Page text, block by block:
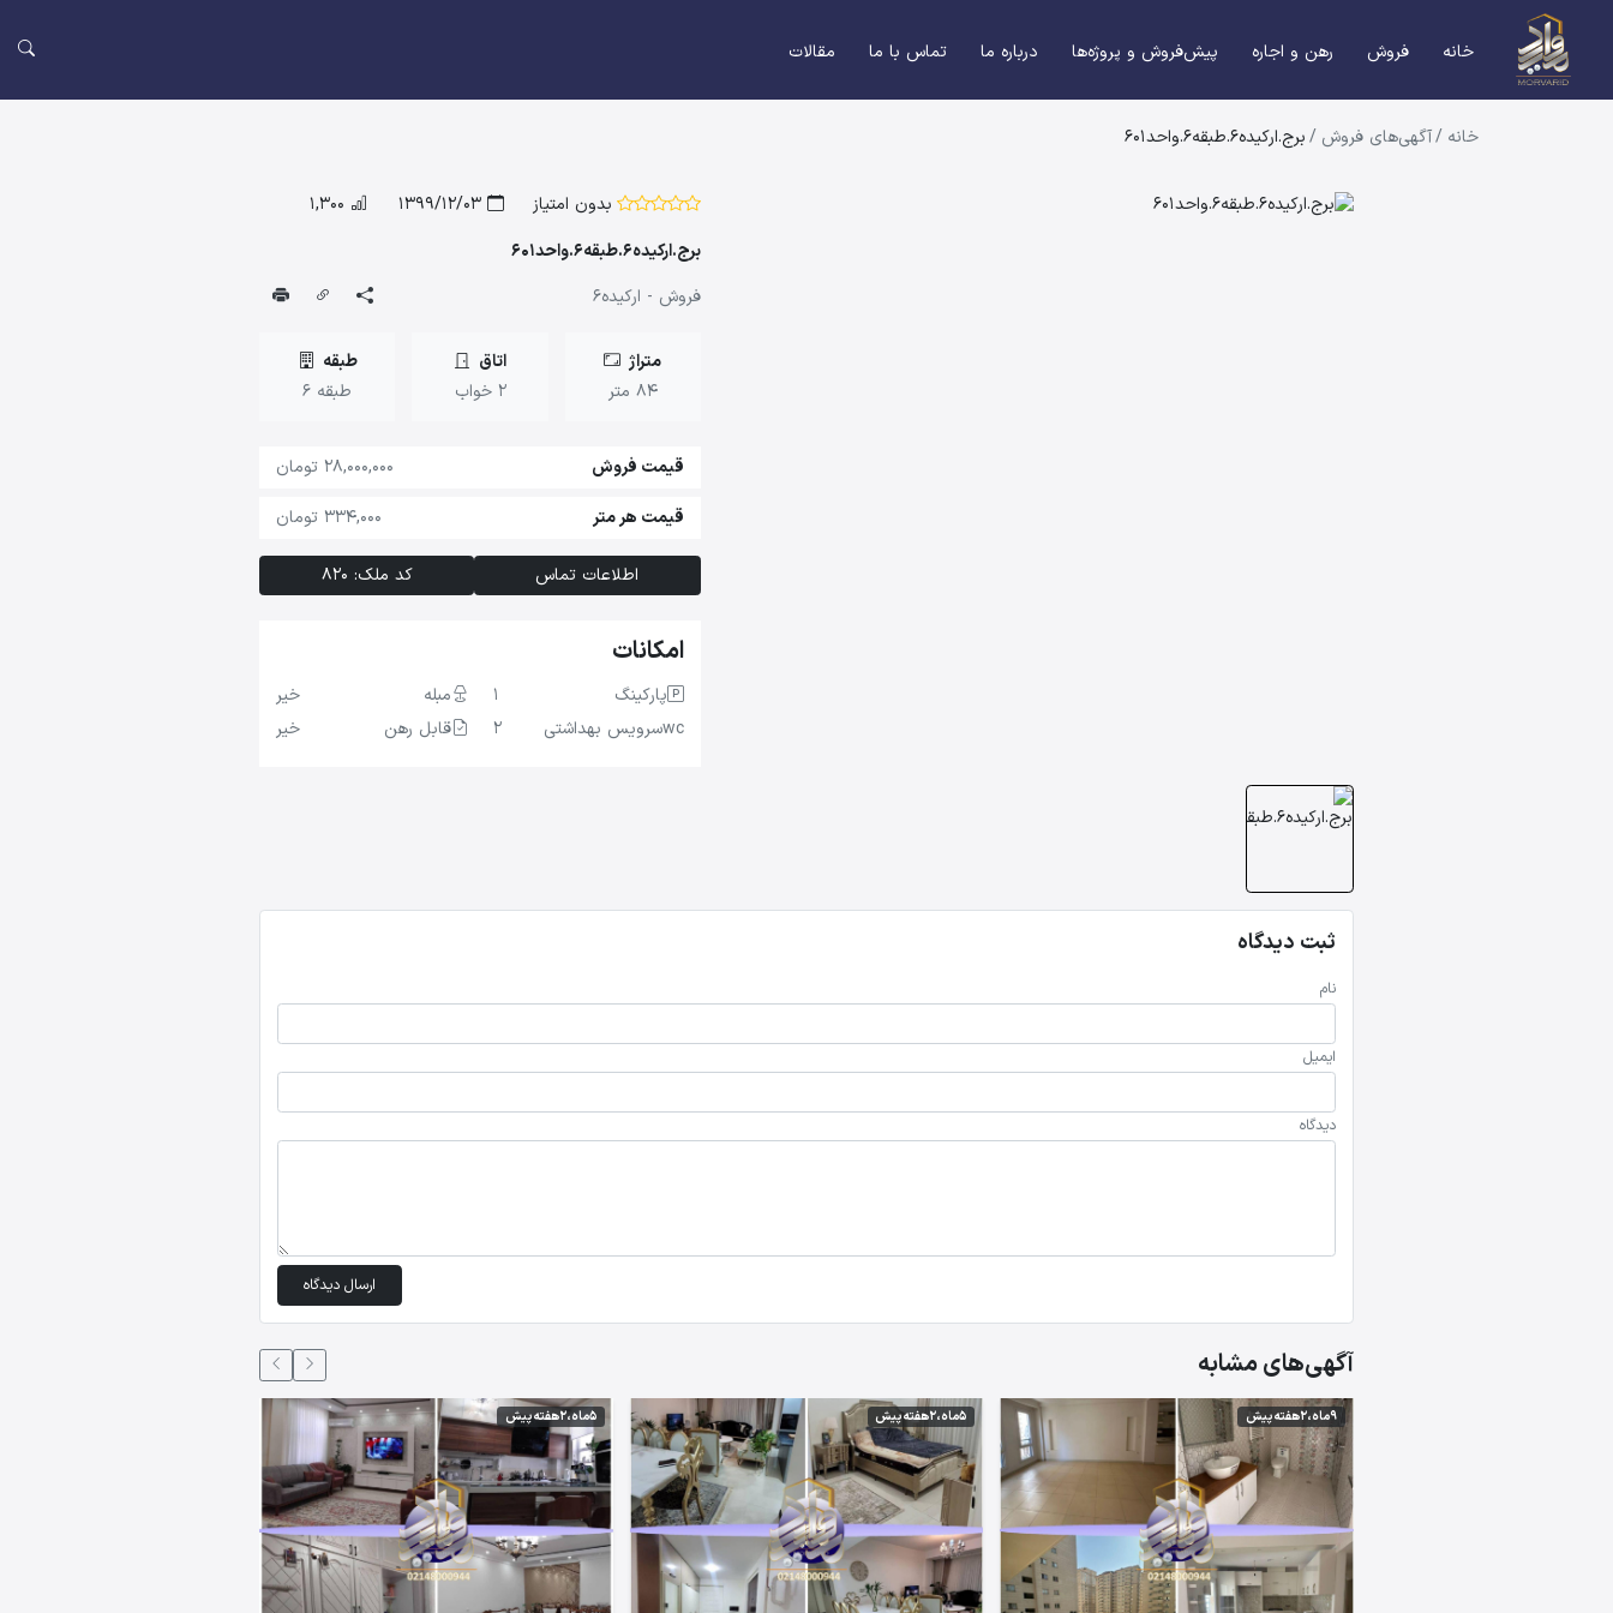
خانه فروش رهن و اجاره پیش‌فروش و پروژه‌ها درباره ما تماس با ما مقالات
خانه /آگهی‌های فروش /برج.ارکیده6.طبقه6.واحد601
بدون امتیاز 1399/12/03
برج.ارکیده6.طبقه6.واحد601
فروش - ارکیده6
متراژ
84 متر
اتاق
2 خواب
طبقه
طبقه 6
قیمت فروش
28,000,000 تومان
قیمت هر متر
334,000 تومان
اطلاعات تماس کد ملک: 820
امکانات
پارکینگ
1
wcسرویس بهداشتی 2
مبله
خیر
قابل رهن
خیر
ثبت دیدگاه
نام
ایمیل
دیدگاه
ارسال دیدگاه
آگهی‌های مشابه
9 ماه،2 هفته پیش 5 ماه،2 هفته پیش 5 ماه،2 هفته پیش